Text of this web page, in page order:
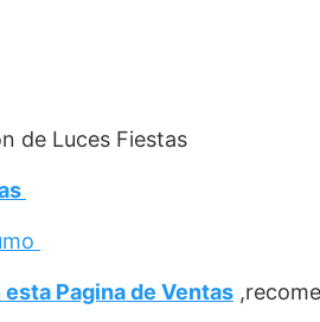
de Luces Fiestas
Pagina de Ventas